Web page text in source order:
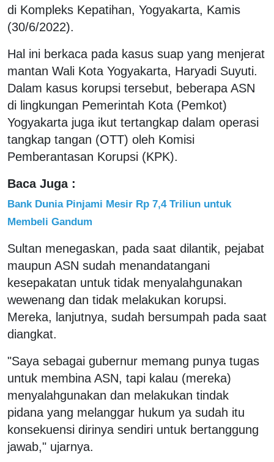
di Kompleks Kepatihan, Yogyakarta, Kamis
(30/6/2022).
Hal ini berkaca pada kasus suap yang menjerat
mantan Wali Kota Yogyakarta, Haryadi Suyuti.
Dalam kasus korupsi tersebut, beberapa ASN
di lingkungan Pemerintah Kota (Pemkot)
Yogyakarta juga ikut tertangkap dalam operasi
tangkap tangan (OTT) oleh Komisi
Pemberantasan Korupsi (KPK).
Baca Juga :
Bank Dunia Pinjami Mesir Rp 7,4 Triliun untuk
Membeli Gandum
Sultan menegaskan, pada saat dilantik, pejabat
maupun ASN sudah menandatangani
kesepakatan untuk tidak menyalahgunakan
wewenang dan tidak melakukan korupsi.
Mereka, lanjutnya, sudah bersumpah pada saat
diangkat.
"Saya sebagai gubernur memang punya tugas
untuk membina ASN, tapi kalau (mereka)
menyalahgunakan dan melakukan tindak
pidana yang melanggar hukum ya sudah itu
konsekuensi dirinya sendiri untuk bertanggung
jawab," ujarnya.